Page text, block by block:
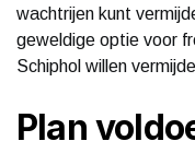
wachtrijen kunt
geweldige optie voor
Schiphol willen
Plan